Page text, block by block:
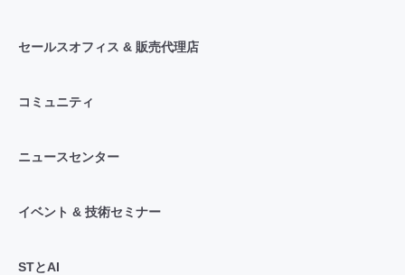
セールスオフィス & 販売代理店
コミュニティ
ニュースセンター
イベント & 技術セミナー
STとAI